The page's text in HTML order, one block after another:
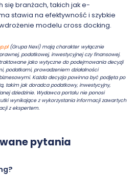
się branżach, takich jak e-
stawia na efektywność i szybkie
modelu cross docking.
(Grupa Nexi) mają charakter wyłącznie
podatkowej, inwestycyjnej czy finansowej.
jako wytyczne do podejmowania decyzji
podatkami, prowadzeniem działalności
Każda decyzja powinna być podjęta po
takim jak doradca podatkowy, inwestycyjny,
dziedzinie. Wydawca portalu nie ponosi
wynikające z wykorzystania informacji zawartych
z ekspertem.
pytania